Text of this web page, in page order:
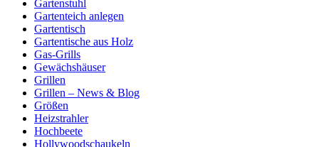
Gartenstuhl
Gartenteich anlegen
Gartentisch
Gartentische aus Holz
Gas-Grills
Gewächshäuser
Grillen
Grillen – News & Blog
Größen
Heizstrahler
Hochbeete
Hollywoodschaukeln